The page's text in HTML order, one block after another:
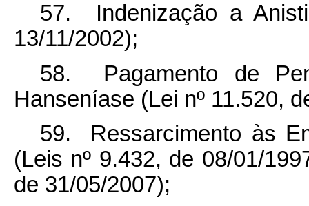
57. Indenização a
13/11/2002);
58. Pagamento de
Hanseníase (Lei nº 11.520,
59. Ressarcimento às
(Leis nº 9.432, de 08/01/
de 31/05/2007);